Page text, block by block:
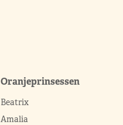
Oranjeprinsessen
Beatrix
Amalia